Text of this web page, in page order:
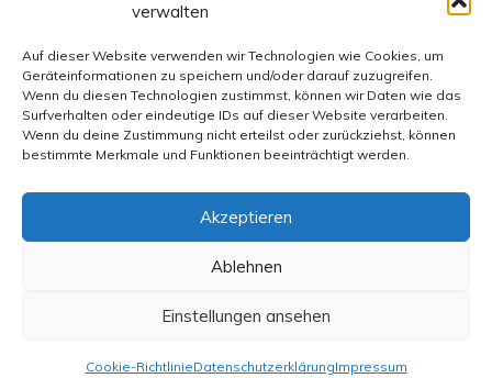
verwalten
Auf dieser Website verwenden wir Technologien wie Cookies, um
Geräteinformationen zu speichern und/oder darauf zuzugreifen.
Wenn du diesen Technologien zustimmst, können wir Daten wie das
Surfverhalten oder eindeutige IDs auf dieser Website verarbeiten.
Wenn du deine Zustimmung nicht erteilst oder zurückziehst, können
bestimmte Merkmale und Funktionen beeinträchtigt werden.
Akzeptieren
Ablehnen
Einstellungen ansehen
Cookie-RichtlinieDatenschutzerklärungImpressum
Instagram
Proudly powered by WordPress
|